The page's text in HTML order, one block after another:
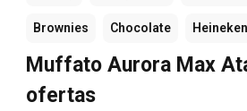
Brownies Chocolate Heineken
Muffato Aurora Max
ofertas